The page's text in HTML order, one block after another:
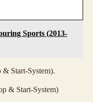
Sports (2013-
Start-System).
& Start-System)